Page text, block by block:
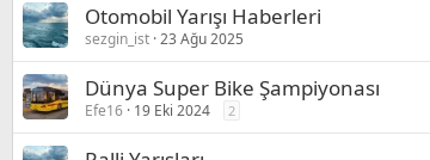
Otomobil Yarışı Haberleri
sezgin_ist 23 Ağu 2025
Dünya Super Bike Şampiyonası
Efe16 19 Eki 2024 2